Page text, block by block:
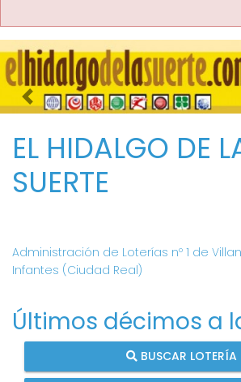
Imagen anterior
EL HIDALGO DE
SUERTE
Administración de Loterías nº 1 de
Infantes (Ciudad Real)
Últimos décimos a
BUSCAR LOTERÍA